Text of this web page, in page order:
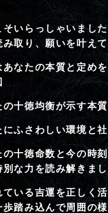
そいらっしゃいまし
み取り、願いを叶え
あなたの本質と定め
の十徳均衡が示す本
にふさわしい環境と
の十徳命数と今の時
別な力を読み解きま
ている吉運を正しく
歩踏み込んで周囲の